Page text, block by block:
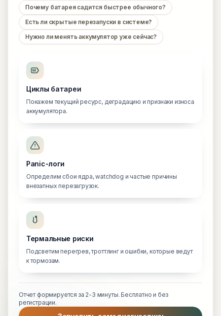
Почему батарея садится быстрее обычного?
Есть ли скрытые перезапуски в системе?
Нужно ли менять аккумулятор уже сейчас?
Циклы батареи
Покажем текущий ресурс, деградацию и признаки износа
аккумулятора.
Panic-логи
Определим сбои ядра, watchdog и частые причины
внезапных перезагрузок.
Термальные риски
Подсветим перегрев, троттлинг и ошибки, которые ведут
к тормозам.
Отчет формируется за 2-3 минуты. Бесплатно и без
регистрации.